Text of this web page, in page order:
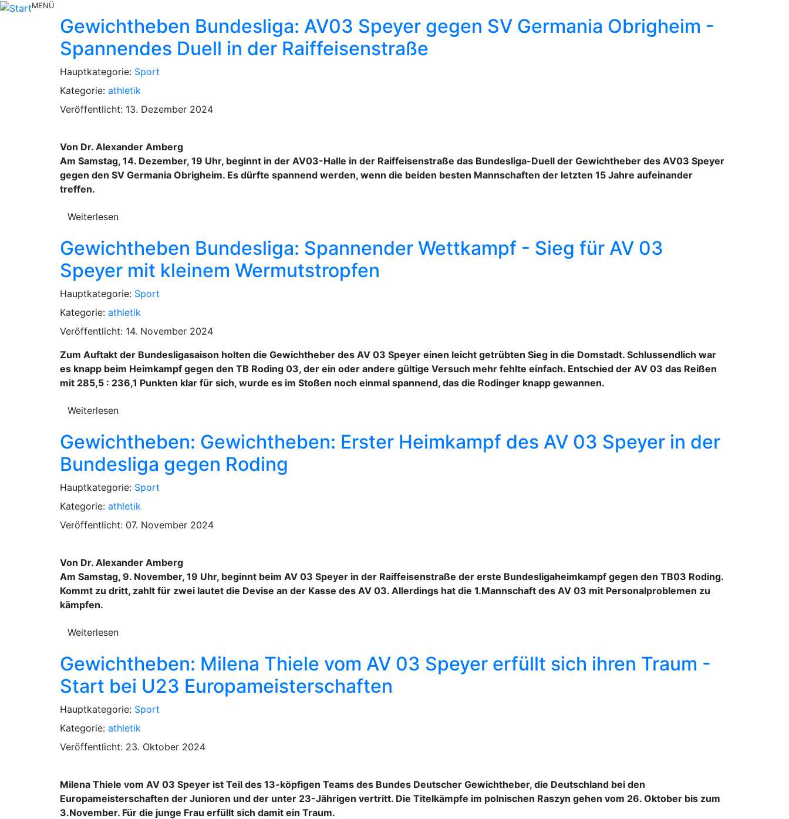
MENÜ
Gewichtheben Bundesliga: AV03 Speyer gegen SV Germania Obrigheim -
Spannendes Duell in der Raiffeisenstraße
Hauptkategorie: Sport
Kategorie: athletik
Veröffentlicht: 13. Dezember 2024
Von Dr. Alexander Amberg
Am Samstag, 14. Dezember, 19 Uhr, beginnt in der AV03-Halle in der Raiffeisenstraße das Bundesliga-Duell der Gewichtheber des AV03 Speyer
gegen den SV Germania Obrigheim. Es dürfte spannend werden, wenn die beiden besten Mannschaften der letzten 15 Jahre aufeinander
treffen.
Weiterlesen
Gewichtheben Bundesliga: Spannender Wettkampf - Sieg für AV 03
Speyer mit kleinem Wermutstropfen
Hauptkategorie: Sport
Kategorie: athletik
Veröffentlicht: 14. November 2024
Zum Auftakt der Bundesligasaison holten die Gewichtheber des AV 03 Speyer einen leicht getrübten Sieg in die Domstadt. Schlussendlich war
es knapp beim Heimkampf gegen den TB Roding 03, der ein oder andere gültige Versuch mehr fehlte einfach. Entschied der AV 03 das Reißen
mit 285,5 : 236,1 Punkten klar für sich, wurde es im Stoßen noch einmal spannend, das die Rodinger knapp gewannen.
Weiterlesen
Gewichtheben: Gewichtheben: Erster Heimkampf des AV 03 Speyer in der
Bundesliga gegen Roding
Hauptkategorie: Sport
Kategorie: athletik
Veröffentlicht: 07. November 2024
Von Dr. Alexander Amberg
Am Samstag, 9. November, 19 Uhr, beginnt beim AV 03 Speyer in der Raiffeisenstraße der erste Bundesligaheimkampf gegen den TB03 Roding.
Kommt zu dritt, zahlt für zwei lautet die Devise an der Kasse des AV 03. Allerdings hat die 1.Mannschaft des AV 03 mit Personalproblemen zu
kämpfen.
Weiterlesen
Gewichtheben: Milena Thiele vom AV 03 Speyer erfüllt sich ihren Traum -
Start bei U23 Europameisterschaften
Hauptkategorie: Sport
Kategorie: athletik
Veröffentlicht: 23. Oktober 2024
Milena Thiele vom AV 03 Speyer ist Teil des 13-köpfigen Teams des Bundes Deutscher Gewichtheber, die Deutschland bei den
Europameisterschaften der Junioren und der unter 23-Jährigen vertritt. Die Titelkämpfe im polnischen Raszyn gehen vom 26. Oktober bis zum
3.November. Für die junge Frau erfüllt sich damit ein Traum.